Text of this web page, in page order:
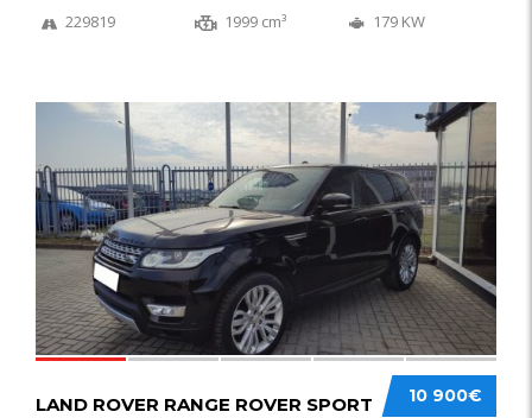
229819 1999 cm³ 179 KW
10 900€
LAND ROVER RANGE ROVER SPORT